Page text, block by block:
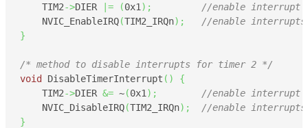
    TIM2
->DIER |= (0x1 ) ;
//enable interrupt
    NVIC_EnableIRQ
(TIM2_IRQn) ;
//enable interrupts
}
/* method to disable interrupts for timer 2 */
void DisableTimerInterrupt ( )
{
    TIM2
->DIER &= ~(0x1 ) ;
//enable interrupt
    NVIC_DisableIRQ
(TIM2_IRQn) ;
//enable interrupts
}